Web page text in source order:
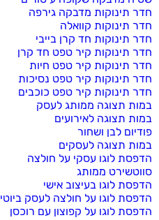
חדר תינוקות מדבקה גירפה
חדר תינוקות קוואלה
חדר תינוקות חד קרן בייבי
חדר תינוקות קיר טפט חד קרן
חדר תינוקות קיר טפט חיות
חדר תינוקות קיר טפט נסיכות
חדר תינוקות קיר טפט כוכבים
במות תצוגה ממותג לעסק
במות תצוגה לאירועים
פודיום לבן ושחור
במות תצוגה לעסקים
הדפסת לוגו עסקי על חולצה
סווטשירט ממותג
הדפסת לוגו בעיצוב אישי
הדפסת לוגו על חולצה לעסק ביוטי
הדפסת לוגו על קפוצון עם רוכסן